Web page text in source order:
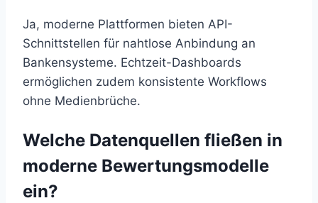
Ja, moderne Plattformen bieten API-
Schnittstellen für nahtlose Anbindung an
Bankensysteme. Echtzeit-Dashboards
ermöglichen zudem konsistente Workflows
ohne Medienbrüche.
Welche Datenquellen fließen in
moderne Bewertungsmodelle
ein?